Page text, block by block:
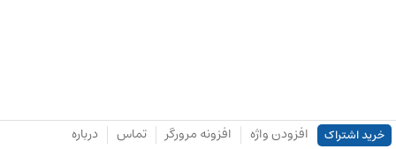
خرید اشتراک افزودن واژه افزونه مرورگر تماس درباره